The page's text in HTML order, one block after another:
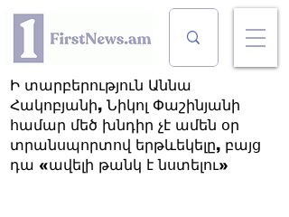
Ի տարբերություն Աննա
Հակոբյանի, Նիկոլ Փաշինյանի
համար մեծ խնդիր չէ ամեն օր
տրանսպորտով երթևեկելը, բայց
դա «ավելի թանկ է նստելու»